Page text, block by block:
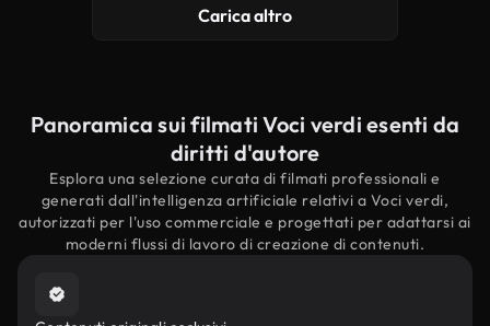
Carica altro
Panoramica sui filmati Voci verdi esenti da
diritti d'autore
Esplora una selezione curata di filmati professionali e
generati dall'intelligenza artificiale relativi a Voci verdi,
autorizzati per l'uso commerciale e progettati per adattarsi ai
moderni flussi di lavoro di creazione di contenuti.